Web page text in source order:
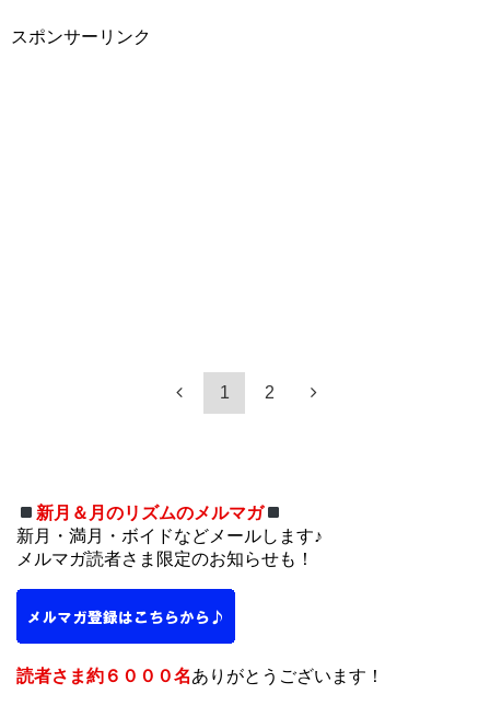
スポンサーリンク
1 2
新月＆月のリズムのメルマガ
新月・満月・ボイドなどメールします♪
メルマガ読者さま限定のお知らせも！
読者さま約６０００名ありがとうございます！